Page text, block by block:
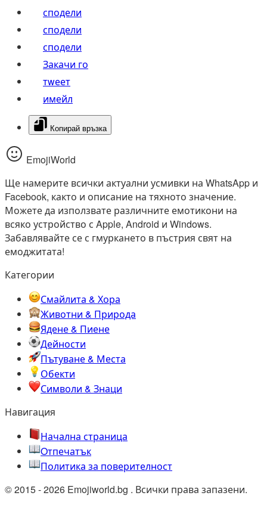
сподели
сподели
сподели
Закачи го
тwеет
имейл
Копирай връзка
EmojiWorld
Ще намерите всички актуални усмивки на WhatsApp и
Facebook, както и описание на тяхното значение.
Можете да използвате различните емотикони на
всяко устройство с Apple, Android и Windows.
Забавлявайте се с гмуркането в пъстрия свят на
емоджитата!
Категории
Смайлита & Хора
Животни & Природа
Ядене & Пиене
Дейности
Пътуване & Места
Обекти
Символи & Знаци
Навигация
Начална страница
Oтпечатък
Политика за поверителност
© 2015 - 2026 Emojiworld.bg . Всички права запазени.